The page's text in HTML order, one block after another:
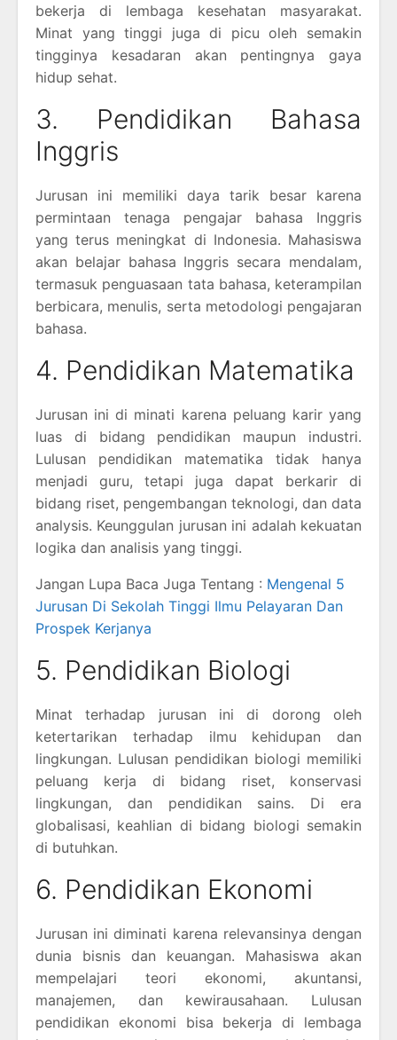
bekerja di lembaga kesehatan masyarakat.
Minat yang tinggi juga di picu oleh semakin
tingginya kesadaran akan pentingnya gaya
hidup sehat.
3. Pendidikan Bahasa
Inggris
Jurusan ini memiliki daya tarik besar karena
permintaan tenaga pengajar bahasa Inggris
yang terus meningkat di Indonesia. Mahasiswa
akan belajar bahasa Inggris secara mendalam,
termasuk penguasaan tata bahasa, keterampilan
berbicara, menulis, serta metodologi pengajaran
bahasa.
4. Pendidikan Matematika
Jurusan ini di minati karena peluang karir yang
luas di bidang pendidikan maupun industri.
Lulusan pendidikan matematika tidak hanya
menjadi guru, tetapi juga dapat berkarir di
bidang riset, pengembangan teknologi, dan data
analysis. Keunggulan jurusan ini adalah kekuatan
logika dan analisis yang tinggi.
Jangan Lupa Baca Juga Tentang : Mengenal 5
Jurusan Di Sekolah Tinggi Ilmu Pelayaran Dan
Prospek Kerjanya
5. Pendidikan Biologi
Minat terhadap jurusan ini di dorong oleh
ketertarikan terhadap ilmu kehidupan dan
lingkungan. Lulusan pendidikan biologi memiliki
peluang kerja di bidang riset, konservasi
lingkungan, dan pendidikan sains. Di era
globalisasi, keahlian di bidang biologi semakin
di butuhkan.
6. Pendidikan Ekonomi
Jurusan ini diminati karena relevansinya dengan
dunia bisnis dan keuangan. Mahasiswa akan
mempelajari teori ekonomi, akuntansi,
manajemen, dan kewirausahaan. Lulusan
pendidikan ekonomi bisa bekerja di lembaga